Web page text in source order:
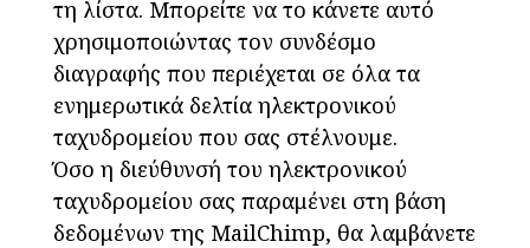
τη λίστα. Μπορείτε να το κάνετε αυτό
χρησιμοποιώντας τον συνδέσμο
διαγραφής που περιέχεται σε όλα τα
ενημερωτικά δελτία ηλεκτρονικού
ταχυδρομείου που σας στέλνουμε.
Όσο η διεύθυνσή του ηλεκτρονικού
ταχυδρομείου σας παραμένει στη βάση
δεδομένων της MailChimp, θα λαμβάνετε